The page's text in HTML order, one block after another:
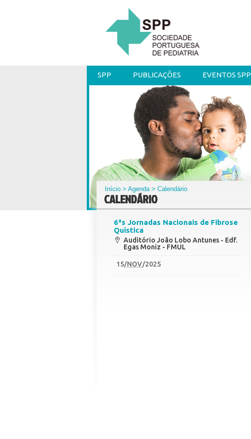
SPP PUBLICAÇÕES EVENTOS SPP
Início >Agenda> Calendário
CALENDÁRIO
6ªs Jornadas Nacionais de Fibrose
Quística
Auditório João Lobo Antunes - Edf.
Egas Moniz - FMUL
15/NOV/2025